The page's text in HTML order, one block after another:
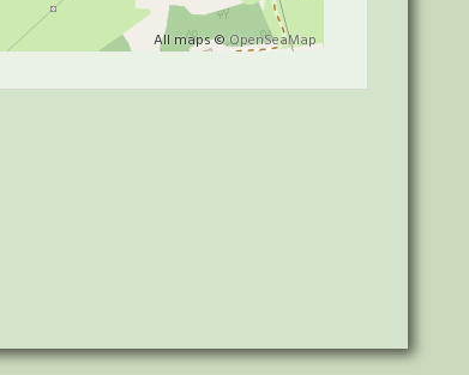
All maps ©OpenSeaMap